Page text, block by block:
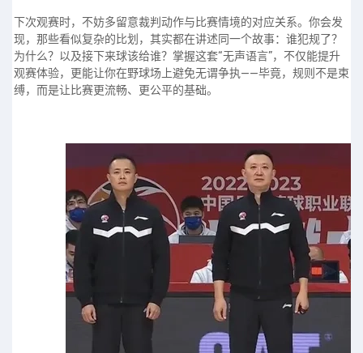
下次观赛时，不妨多留意裁判动作与比赛情境的对应关系。你会发
现，那些看似复杂的比划，其实都在讲述同一个故事：谁犯规了？
为什么？以及接下来球该给谁？掌握这套“无声语言”，不仅能提升
观赛体验，更能让你在野球场上避免无谓争执——毕竟，规则不是束
缚，而是让比赛更流畅、更公平的基础。